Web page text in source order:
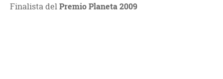
Finalista delPremio Planeta 2009